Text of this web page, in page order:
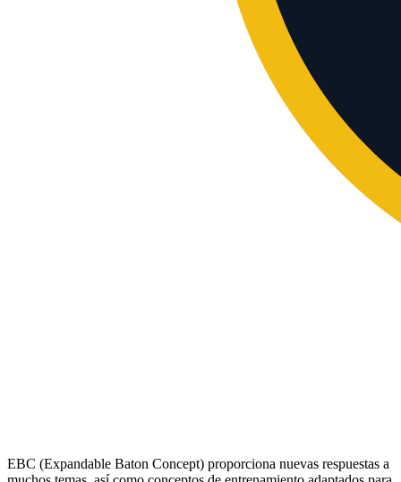
EBC (Expandable Baton Concept) proporciona nuevas respuestas a